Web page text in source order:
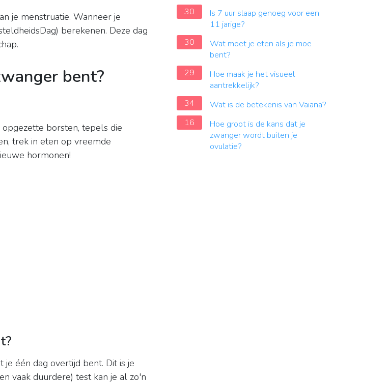
je menstruatie. Wanneer je
berekenen. Deze dag
bent?
opgezette borsten, tepels die
trek in eten op vreemde
hormonen!
één dag overtijd bent. Dit is je
vaak duurdere) test kan je al zo'n
30
Is 7 uur slaap genoeg voor een
11 jarige?
30
Wat moet je eten als je moe
bent?
29
Hoe maak je het visueel
aantrekkelijk?
34
Wat is de betekenis van Vaiana?
16
Hoe groot is de kans dat je
zwanger wordt buiten je
ovulatie?